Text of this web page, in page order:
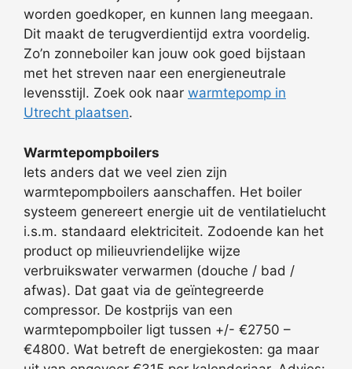
worden goedkoper, en kunnen lang meegaan.
Dit maakt de terugverdientijd extra voordelig.
Zo’n zonneboiler kan jouw ook goed bijstaan
met het streven naar een energieneutrale
levensstijl. Zoek ook naar warmtepomp in
Utrecht plaatsen.
Warmtepompboilers
Iets anders dat we veel zien zijn
warmtepompboilers aanschaffen. Het boiler
systeem genereert energie uit de ventilatielucht
i.s.m. standaard elektriciteit. Zodoende kan het
product op milieuvriendelijke wijze
verbruikswater verwarmen (douche / bad /
afwas). Dat gaat via de geïntegreerde
compressor. De kostprijs van een
warmtepompboiler ligt tussen +/- €2750 –
€4800. Wat betreft de energiekosten: ga maar